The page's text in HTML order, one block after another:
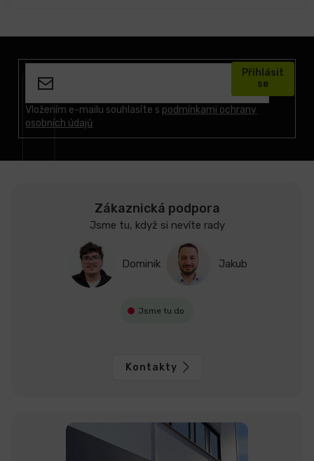
Vložením e-mailu souhlasíte s podmínkami ochrany
osobních údajů
Přihlásit
se
Zákaznická podpora
Jsme tu, když si nevíte rady
Dominik Jakub
Jsme tu do
Kontakty